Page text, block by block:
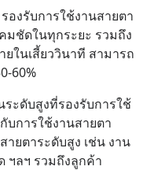
องรับการใช้งานสายตา
ชัดในทุกระยะ รวมถึง
ในเสี้ยววินาที สามารถ
60%
ระดับสูงที่รองรับการใช้
บการใช้งานสายตา
ยตาระดับสูง เช่น งาน
ฯลฯ รวมถึงลูกค้า